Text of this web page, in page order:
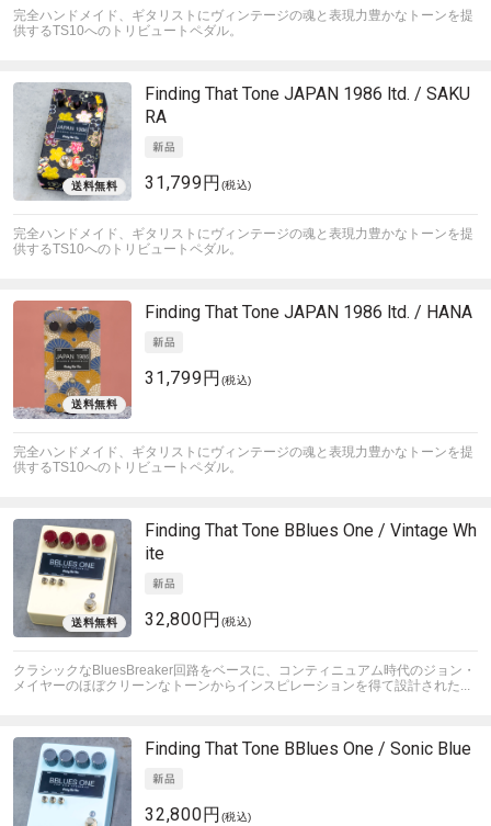
完全ハンドメイド、ギタリストにヴィンテージの魂と表現力豊かなトーンを提
供するTS10へのトリビュートペダル。
Finding That Tone JAPAN 1986 ltd. / SAKU
RA
31,799円 (税込)
完全ハンドメイド、ギタリストにヴィンテージの魂と表現力豊かなトーンを提
供するTS10へのトリビュートペダル。
Finding That Tone JAPAN 1986 ltd. / HANA
31,799円 (税込)
完全ハンドメイド、ギタリストにヴィンテージの魂と表現力豊かなトーンを提
供するTS10へのトリビュートペダル。
Finding That Tone BBlues One / Vintage Wh
ite
32,800円 (税込)
クラシックなBluesBreaker回路をベースに、コンティニュアム時代のジョン・
メイヤーのほぼクリーンなトーンからインスピレーションを得て設計された...
Finding That Tone BBlues One / Sonic Blue
32,800円 (税込)